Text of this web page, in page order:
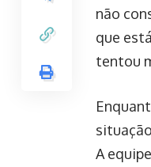
não
que
tentou
A